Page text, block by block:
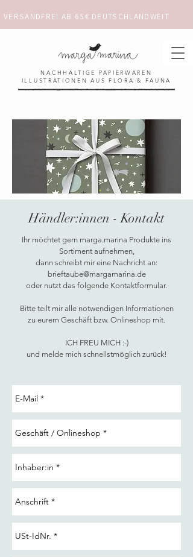
VERSANDFREI AB 65€
NACHHALTIGE PAPIERWAREN
ILLUSTRATIONEN AUS FLORA & FAUNA
Händler:innen - Kontakt
Ihr möchtet gern marga.marina Produkte ins
Sortiment aufnehmen,
dann schreibt mir eine Nachricht an:
brieftaube@margamarina.de
oder nutzt das folgende Kontaktformular.
Bitte teilt mir alle notwendigen Informationen
zu eurem Geschäft bzw. Onlineshop mit.
ICH FREU MICH :-)
und melde mich schnellstmöglich zurück!